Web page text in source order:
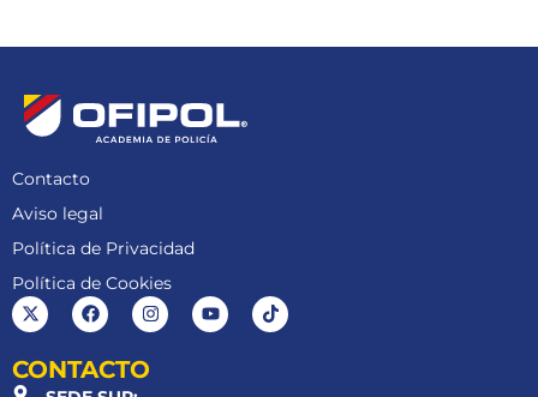
Contacto
Aviso legal
Política de Privacidad
Política de Cookies
CONTACTO